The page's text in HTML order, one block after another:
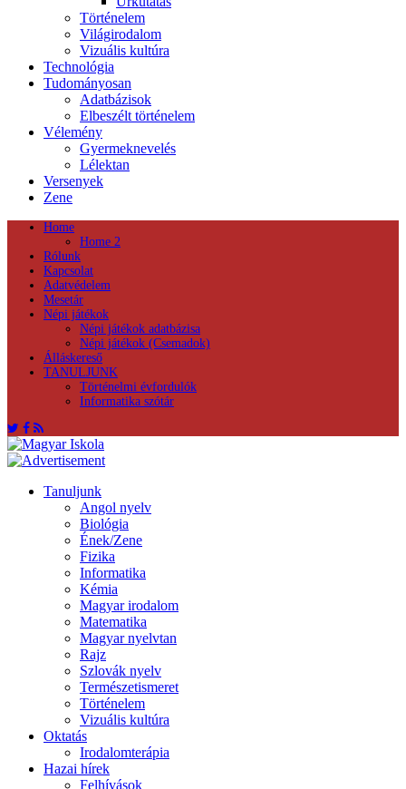
Történelem
Világirodalom
Vizuális kultúra
Technológia
Tudományosan
Adatbázisok
Elbeszélt történelem
Vélemény
Gyermeknevelés
Lélektan
Versenyek
Zene
Home
Home 2
Rólunk
Kapcsolat
Adatvédelem
Mesetár
Népi játékok
Népi játékok adatbázisa
Népi játékok (Csemadok)
Álláskereső
TANULJUNK
Történelmi évfordulók
Informatika szótár
Tanuljunk
Angol nyelv
Biológia
Ének/Zene
Fizika
Informatika
Kémia
Magyar irodalom
Matematika
Magyar nyelvtan
Rajz
Szlovák nyelv
Természetismeret
Történelem
Vizuális kultúra
Oktatás
Irodalomterápia
Hazai hírek
Felhívások